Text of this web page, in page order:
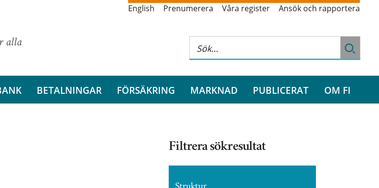
alla
English Prenumerera Våra register Ansök och rapportera
BETALNINGAR FÖRSÄKRING MARKNAD PUBLICERAT OM FI
Filtrera sökresultat